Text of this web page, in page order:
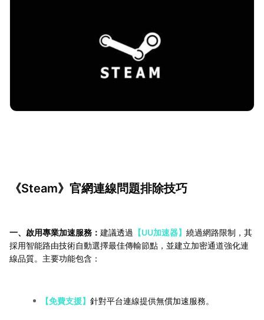
《Steam》官網連線問題排除技巧
一、啟用專業加速服務： 建議透過 【UU加速器】 繞過網路限制，其
採用智能路由技術自動選擇最佳傳輸節點，並建立加密通道強化連
線品質。主要功能包含：
【免費支援】 針對平台連線提供無償加速服務。